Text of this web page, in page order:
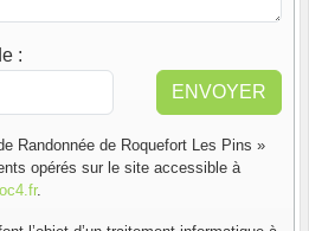
:
ENVOYER
Randonnée de Roquefort Les Pins »
opérés sur le site accessible à
.